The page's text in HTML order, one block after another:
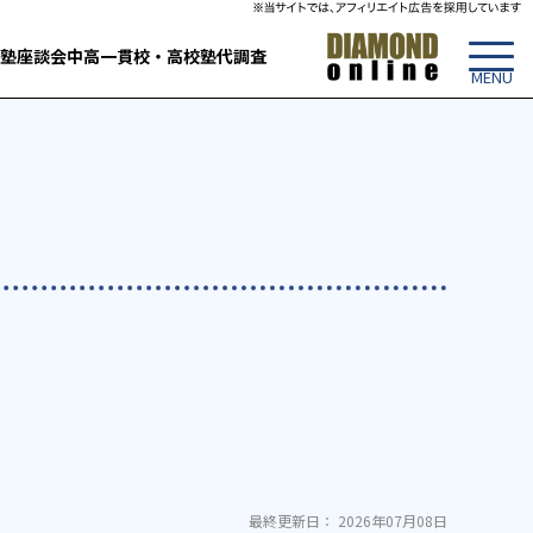
座談会中高一貫校・高校塾代調査
最終更新日： 2026年07月08日